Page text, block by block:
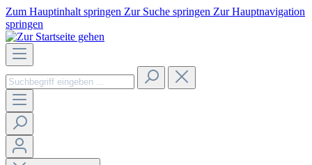
Zum Hauptinhalt springen Zur Suche springen Zur Hauptnavigation
springen